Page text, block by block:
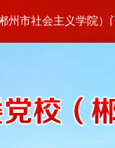
州市社会主义学院）